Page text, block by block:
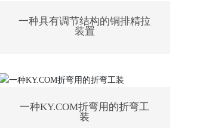
一种具有调节结构的铜排精拉
装置
一种KY.COM折弯用的折弯工
装